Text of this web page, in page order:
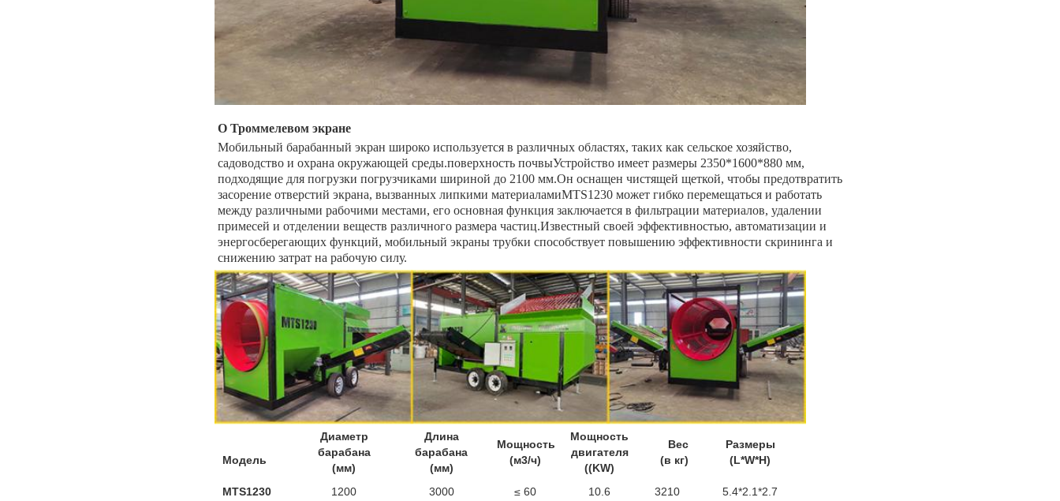
О Троммелевом экране
Мобильный барабанный экран широко используется в различных областях, таких как сельское хозяйство,
садоводство и охрана окружающей среды.поверхность почвыУстройство имеет размеры 2350*1600*880 мм,
подходящие для погрузки погрузчиками шириной до 2100 мм.Он оснащен чистящей щеткой, чтобы предотвратить
засорение отверстий экрана, вызванных липкими материаламиMTS1230 может гибко перемещаться и работать
между различными рабочими местами, его основная функция заключается в фильтрации материалов, удалении
примесей и отделении веществ различного размера частиц.Известный своей эффективностью, автоматизации и
энергосберегающих функций, мобильный экраны трубки способствует повышению эффективности скрининга и
снижению затрат на рабочую силу.
Модель
Диаметр
барабана
(мм)
Длина
барабана
(мм)
Мощность
(м3/ч)
Мощность
двигателя
((KW)
Вес
(в кг)
Размеры
(L*W*H)
MTS1230 1200 3000 ≤ 60 10.6 3210 5.4*2.1*2.7